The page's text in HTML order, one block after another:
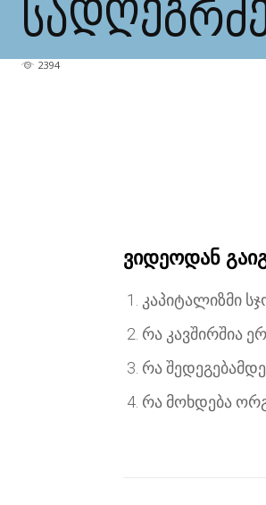
2394
ვიდეოდან
კაპიტალიზმი
რა კავშირშია
რა
რა მოხდება